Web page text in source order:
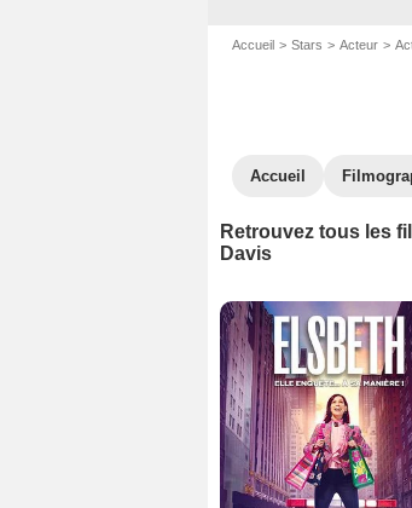
Accueil Stars Acteur
Accueil
Retrouvez tous les
Davis